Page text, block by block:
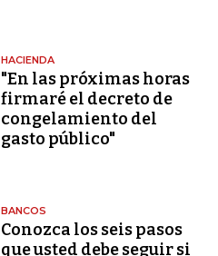
HACIENDA
"En las próximas horas
firmaré el decreto de
congelamiento del
gasto público"
BANCOS
Conozca los seis pasos
que usted debe seguir si